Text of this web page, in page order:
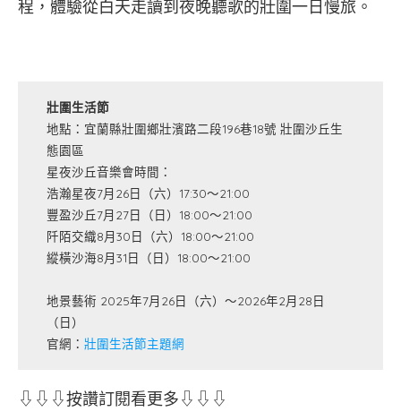
程，體驗從白天走讀到夜晚聽歌的壯圍一日慢旅。
壯圍生活節
地點：宜蘭縣壯圍鄉壯濱路二段196巷18號 壯圍沙丘生
態園區
星夜沙丘音樂會時間：
浩瀚星夜7月26日（六）17:30～21:00
豐盈沙丘7月27日（日）18:00～21:00
阡陌交織8月30日（六）18:00～21:00
縱橫沙海8月31日（日）18:00～21:00
地景藝術 2025年7月26日（六）～2026年2月28日
（日）
官網：壯圍生活節主題網
⇩⇩⇩按讚訂閱看更多⇩⇩⇩